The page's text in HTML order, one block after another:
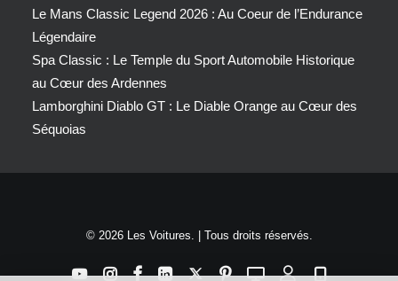
Le Mans Classic Legend 2026 : Au Coeur de l’Endurance
Légendaire
Spa Classic : Le Temple du Sport Automobile Historique
au Cœur des Ardennes
Lamborghini Diablo GT : Le Diable Orange au Cœur des
Séquoias
© 2026 Les Voitures. | Tous droits réservés.